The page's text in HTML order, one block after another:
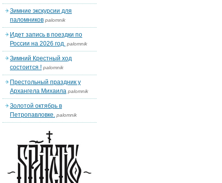
Зимние экскурсии для
паломников palomnik
Идет запись в поездки по
России на 2026 год. palomnik
Зимний Крестный ход
состоится ! palomnik
Престольный праздник у
Архангела Михаила palomnik
Золотой октябрь в
Петропавловке. palomnik